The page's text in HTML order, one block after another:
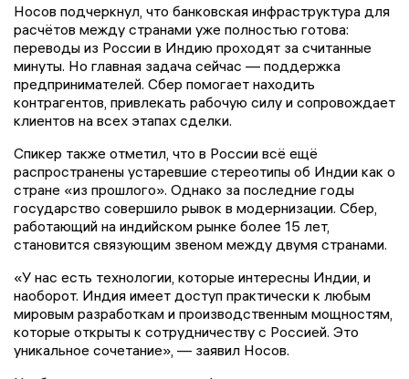
Носов подчеркнул, что банковская инфраструктура для
расчётов между странами уже полностью готова:
переводы из России в Индию проходят за считанные
минуты. Но главная задача сейчас — поддержка
предпринимателей. Сбер помогает находить
контрагентов, привлекать рабочую силу и сопровождает
клиентов на всех этапах сделки.
Спикер также отметил, что в России всё ещё
распространены устаревшие стереотипы об Индии как о
стране «из прошлого». Однако за последние годы
государство совершило рывок в модернизации. Сбер,
работающий на индийском рынке более 15 лет,
становится связующим звеном между двумя странами.
«У нас есть технологии, которые интересны Индии, и
наоборот. Индия имеет доступ практически к любым
мировым разработкам и производственным мощностям,
которые открыты к сотрудничеству с Россией. Это
уникальное сочетание», — заявил Носов.